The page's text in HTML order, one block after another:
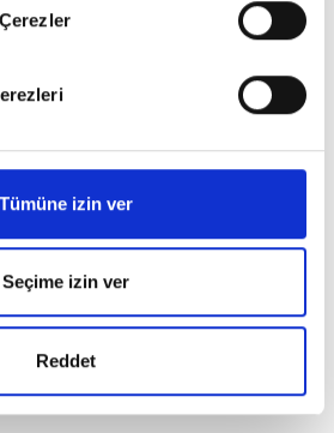
kapsamında
faaliyetleri ile ilgili daha
Tümüne izin ver
Seçime izin ver
Reddet